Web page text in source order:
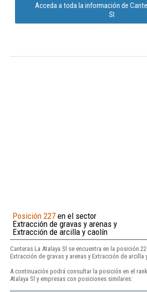
Acceda a toda la información de
Sl
Posición 227 en el sector
Extracción de gravas y arenas y
Extracción de arcilla y caolín
Canteras La Atalaya Sl se encuentra en la posición
Extracción de gravas y arenas y Extracción de arcilla
A continuación podrá consultar la posición en el
Atalaya Sl y empresas con posiciones similares: